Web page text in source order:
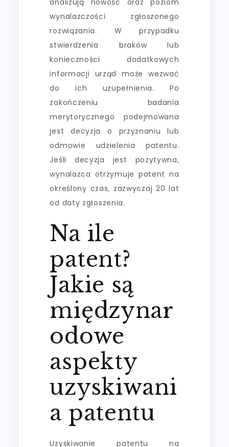
wynalazczości zgłoszonego
rozwiązania. W przypadku
stwierdzenia braków lub
konieczności dodatkowych
informacji urząd może wezwać
do ich uzupełnienia. Po
zakończeniu badania
merytorycznego podejmowana
jest decyzja o przyznaniu lub
odmowie udzielenia patentu.
Jeśli decyzja jest pozytywna,
wynalazca otrzymuje patent na
określony czas, zazwyczaj 20 lat
od daty zgłoszenia.
Na ile
patent?
Jakie są
międzynar
odowe
aspekty
uzyskiwani
a patentu
Uzyskiwanie patentu na